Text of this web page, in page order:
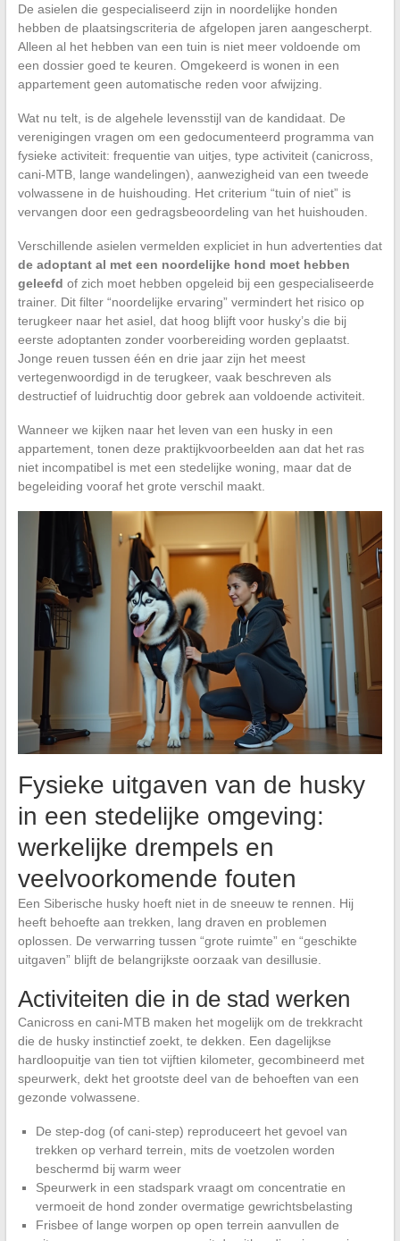
De asielen die gespecialiseerd zijn in noordelijke honden
hebben de plaatsingscriteria de afgelopen jaren aangescherpt.
Alleen al het hebben van een tuin is niet meer voldoende om
een dossier goed te keuren. Omgekeerd is wonen in een
appartement geen automatische reden voor afwijzing.
Wat nu telt, is de algehele levensstijl van de kandidaat. De
verenigingen vragen om een gedocumenteerd programma van
fysieke activiteit: frequentie van uitjes, type activiteit (canicross,
cani-MTB, lange wandelingen), aanwezigheid van een tweede
volwassene in de huishouding. Het criterium “tuin of niet” is
vervangen door een gedragsbeoordeling van het huishouden.
Verschillende asielen vermelden expliciet in hun advertenties dat
de adoptant al met een noordelijke hond moet hebben
geleefd of zich moet hebben opgeleid bij een gespecialiseerde
trainer. Dit filter “noordelijke ervaring” vermindert het risico op
terugkeer naar het asiel, dat hoog blijft voor husky’s die bij
eerste adoptanten zonder voorbereiding worden geplaatst.
Jonge reuen tussen één en drie jaar zijn het meest
vertegenwoordigd in de terugkeer, vaak beschreven als
destructief of luidruchtig door gebrek aan voldoende activiteit.
Wanneer we kijken naar het leven van een husky in een
appartement, tonen deze praktijkvoorbeelden aan dat het ras
niet incompatibel is met een stedelijke woning, maar dat de
begeleiding vooraf het grote verschil maakt.
Fysieke uitgaven van de husky
in een stedelijke omgeving:
werkelijke drempels en
veelvoorkomende fouten
Een Siberische husky hoeft niet in de sneeuw te rennen. Hij
heeft behoefte aan trekken, lang draven en problemen
oplossen. De verwarring tussen “grote ruimte” en “geschikte
uitgaven” blijft de belangrijkste oorzaak van desillusie.
Activiteiten die in de stad werken
Canicross en cani-MTB maken het mogelijk om de trekkracht
die de husky instinctief zoekt, te dekken. Een dagelijkse
hardloopuitje van tien tot vijftien kilometer, gecombineerd met
speurwerk, dekt het grootste deel van de behoeften van een
gezonde volwassene.
De step-dog (of cani-step) reproduceert het gevoel van
trekken op verhard terrein, mits de voetzolen worden
beschermd bij warm weer
Speurwerk in een stadspark vraagt om concentratie en
vermoeit de hond zonder overmatige gewrichtsbelasting
Frisbee of lange worpen op open terrein aanvullen de